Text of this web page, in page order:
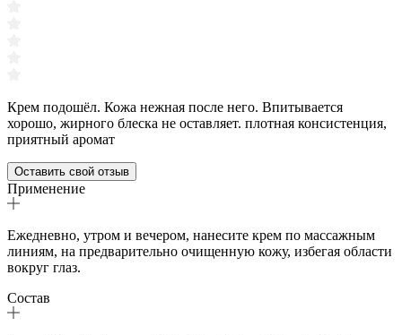
Крем подошёл. Кожа нежная после него. Впитывается
хорошо, жирного блеска не оставляет. плотная консистенция,
приятный аромат
Оставить свой отзыв
Применение
Ежедневно, утром и вечером, нанесите крем по массажным
линиям, на предварительно очищенную кожу, избегая области
вокруг глаз.
Состав